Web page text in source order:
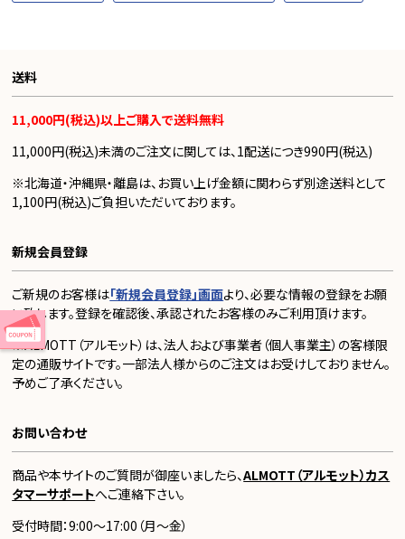
送料
11,000円(税込)以上ご購入で送料無料
11,000円(税込)未満のご注文に関しては、1配送につき990円(税込)
※北海道・沖縄県・離島は、お買い上げ金額に関わらず別途送料として
1,100円(税込)ご負担いただいております。
新規会員登録
ご新規のお客様は「新規会員登録」画面より、必要な情報の登録をお願
い致します。登録を確認後、承認されたお客様のみご利用頂けます。
※ALMOTT（アルモット）は、法人および事業者（個人事業主）の客様限
定の通販サイトです。一部法人様からのご注文はお受けしておりません。
予めご了承ください。
お問い合わせ
商品や本サイトのご質問が御座いましたら、ALMOTT（アルモット）カス
タマーサポートへご連絡下さい。
受付時間：9:00～17:00（月～金）